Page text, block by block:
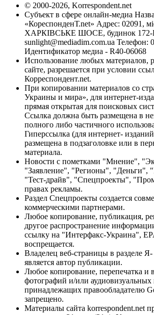
© 2000-2026, Korrespondent.net
Субъект в сфере онлайн-медиа
«КореспонденТ.net» Адрес: 02091,
ХАРКІВСЬКЕ ШОСЕ, будинок 172-
sunlight@mediadim.com.ua Телефон:
Идентификатор медиа - R40-06068
Использование любых материалов,
сайте, разрешается при условии
Корреспондент.net.
При копировании материалов со
Украины и мира», для интернет-
прямая открытая для поисковых
Ссылка должна быть размещена в
полного либо частичного
Гиперссылка (для интернет-
размещена в подзаголовке или в
материала.
Новости с пометками "Мнение",
"Заявление", "Регионы", "Деньги",
"Тест-драйв", "Спецпроекты",
правах рекламы.
Раздел Спецпроекты создается
коммерческими партнерами.
Любое копирование, публикация,
другое распространение
ссылку на "Интерфакс-Украина",
воспрещается.
Владелец веб-страницы в разделе
является автор публикации.
Любое копирование, перепечатка и
фотографий и/или аудиовизуальных
принадлежащих правообладателю
запрещено.
Материалы сайта korrespondent.net